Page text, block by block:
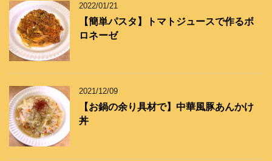
2022/01/21
【簡単パスタ】トマトジュースで作るボ
ロネーゼ
2021/12/09
【お鍋の余り具材で】中華風豚あんかけ
丼